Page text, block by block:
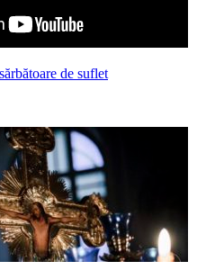
de suflet